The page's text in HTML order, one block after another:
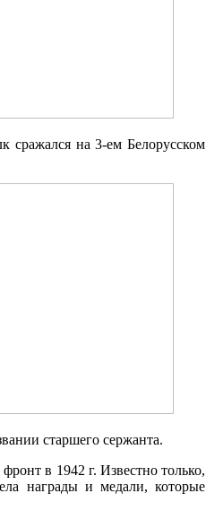
сражался на 3-ем Белорусском
старшего сержанта.
в 1942 г. Известно только,
награды и медали, которые